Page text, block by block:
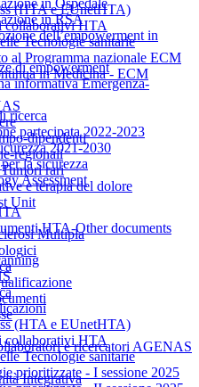
(HTA e EUnetHTA)
collaborativi HTA
Tecnologie sanitarie
al Programma nazionale ECM
in Medicina - ECM
dipendenti
regionali
rari
e terapia del dolore
Unit
Multipla
e ricercatori AGENAS
Integrativa
in RSA
dell’empowerment in
di empowerment
informativa Emergenza-
ricerca
partecipata 2022-2023
2021-2030
la sicurezza
Assessment
HTA-Other documents
(HTA e EUnetHTA)
collaborativi HTA
Tecnologie sanitarie
prioritizzate - I sessione 2025